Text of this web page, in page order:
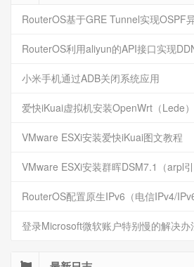
RouterOS基于GRE Tunnel实现OSPF
RouterOS利用aliyun的API接口实现
小米手机通过ADB关闭系统应用
爱快iKuai虚拟机安装OpenWrt（Lede
VMware ESXi安装爱快iKuai图文教程
VMware ESXi安装群晖DSM7.1（arpl引
RouterOS配置原生IPv6（电信IPv4/
登录Microsoft微软账户特别慢的解决办